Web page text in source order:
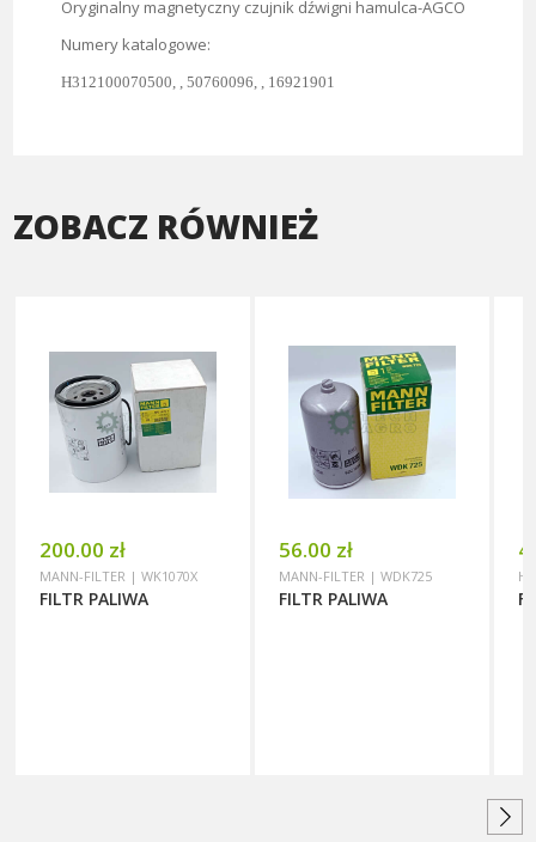
Oryginalny magnetyczny czujnik dźwigni hamulca-AGCO
Numery katalogowe:
H312100070500, , 50760096, , 16921901
ZOBACZ RÓWNIEŻ
200.00 zł
MANN-FILTER | WK1070X
FILTR PALIWA
56.00 zł
MANN-FILTER | WDK725
FILTR PALIWA